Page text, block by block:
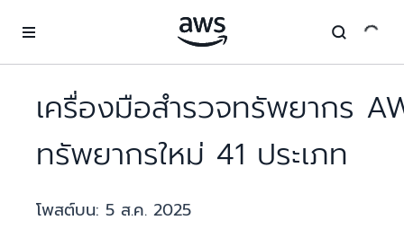
เครื่องมือสำรวจทรัพยากร
ทรัพยากรใหม่ 41 ประเภท
โพสต์บน: 5 ส.ค. 2025